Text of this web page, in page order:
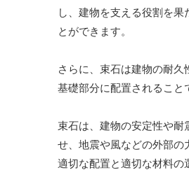
し、建物を支える役割を
とができます。
さらに、束石は建物の耐
基礎部分に配置されること
束石は、建物の安定性や
せ、地震や風などの外部の
適切な配置と適切な材料の